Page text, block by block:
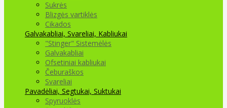
Sukrės
Blizgės vartiklės
Cikados
Galvakabliai, Svareliai, Kabliukai
"Stinger" Sistemėlės
Galvakabliai
Ofsetiniai kabliukai
Čeburaškos
Svareliai
Pavadėliai, Segtukai, Suktukai
Spyruoklės